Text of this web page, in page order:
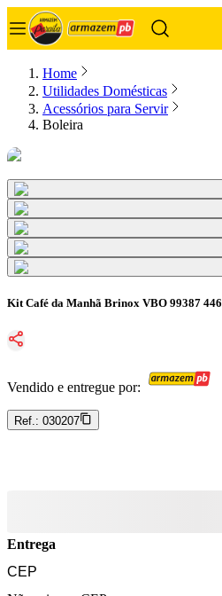
Home
Utilidades Domésticas
Acessórios para Servir
Boleira
Kit Café da Manhã Brinox VBO 99387
Vendido e entregue por:
Ref.: 030207
Entrega